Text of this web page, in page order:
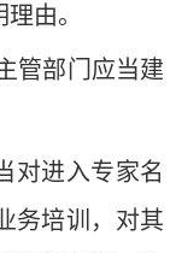
由。
管部门应当建
对进入专家名
务培训，对其